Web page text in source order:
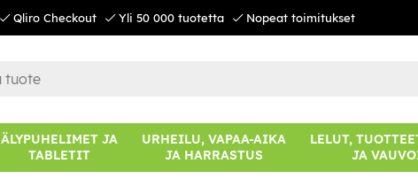
Qliro Checkout Yli 50 000 tuotetta Nopeat toimitukset
ÄLYPUHELIMET JA
TABLETIT
URHEILU, VAPAA-AIKA
JA HARRASTUS
LELUT,
JA